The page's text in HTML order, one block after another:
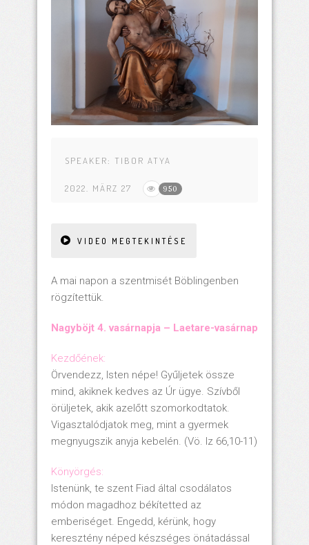
SPEAKER: TIBOR ATYA
2022. MÄRZ 27 950
VIDEO MEGTEKINTÉSE
A mai napon a szentmisét Böblingenben
rögzítettük.
Nagyböjt 4. vasárnapja – Laetare-vasárnap
Kezdőének:
Örvendezz, Isten népe! Gyűljetek össze
mind, akiknek kedves az Úr ügye. Szívből
örüljetek, akik azelőtt szomorkodtatok.
Vigasztalódjatok meg, mint a gyermek
megnyugszik anyja kebelén. (Vö. Iz 66,10-11)
Könyörgés:
Istenünk, te szent Fiad által csodálatos
módon magadhoz békítetted az
emberiséget. Engedd, kérünk, hogy
keresztény néped készséges önátadással